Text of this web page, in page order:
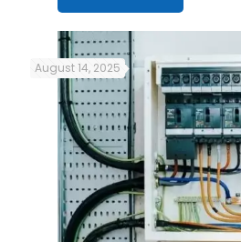
August 14, 2025